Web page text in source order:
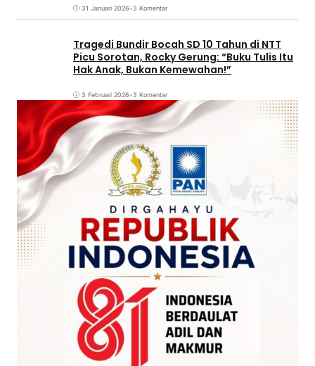
31 Januari 2026•3 Komentar
Tragedi Bundir Bocah SD 10 Tahun di NTT
Picu Sorotan, Rocky Gerung: “Buku Tulis Itu
Hak Anak, Bukan Kemewahan!”
3 Februari 2026•3 Komentar